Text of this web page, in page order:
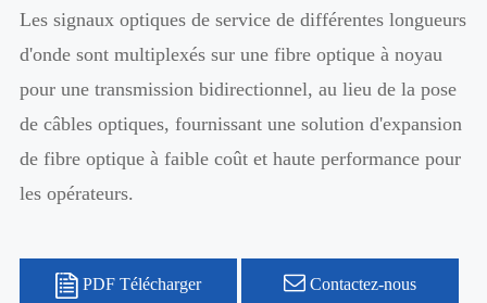
Les signaux optiques de service de différentes longueurs
d'onde sont multiplexés sur une fibre optique à noyau
pour une transmission bidirectionnel, au lieu de la pose
de câbles optiques, fournissant une solution d'expansion
de fibre optique à faible coût et haute performance pour
les opérateurs.
PDF Télécharger Contactez-nous